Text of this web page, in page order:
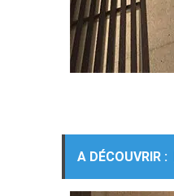
A DÉCOUVRIR :